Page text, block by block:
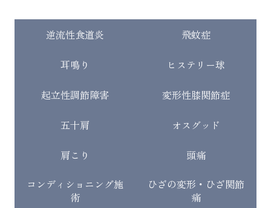
逆流性食道炎 飛蚊症
耳鳴り ヒステリー球
起立性調節障害 変形性膝関節症
五十肩 オスグッド
肩こり
頭痛
コンディショニング施
術
ひざの変形・ひざ関節
痛